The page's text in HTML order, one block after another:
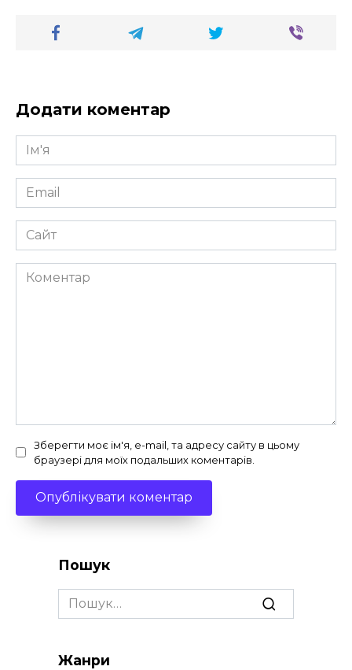
Додати коментар
Ім'я
*
Email
*
Сайт
Коментар
Зберегти моє ім'я, e-mail, та адресу сайту в цьому
браузері для моїх подальших коментарів.
Пошук
Search
for:
Жанри